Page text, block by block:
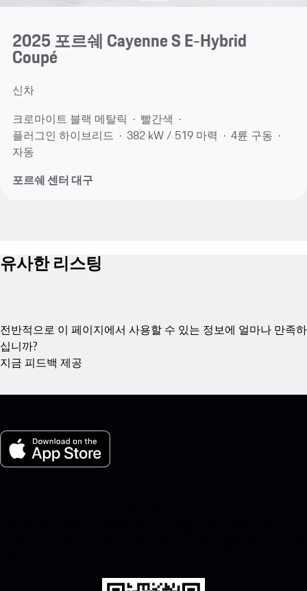
2025 포르쉐 Cayenne S E-Hybrid
Coupé
신차
크로마이트 블랙 메탈릭
빨간색
플러그인 하이브리드
382 kW / 519 마력
4륜 구동
자동
포르쉐 센터 대구
유사한 리스팅
전반적으로 이 페이지에서 사용할 수 있는 정보에 얼마나 만족하
십니까?
지금 피드백 제공